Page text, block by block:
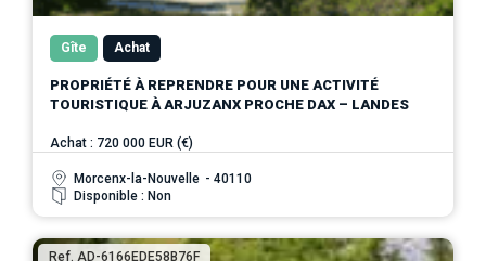
Gîte Achat
PROPRIÉTÉ À REPRENDRE POUR UNE ACTIVITÉ
TOURISTIQUE À ARJUZANX PROCHE DAX – LANDES
Achat : 720 000 EUR (€)
Morcenx-la-Nouvelle - 40110
Disponible : Non
Ref. AD-6166EDE58B76F